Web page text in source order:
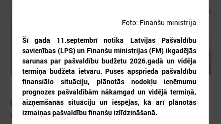
Latvijas Pašvaldību savienības un Iekšlietu
ministrijas sarunas
Foto: Finanšu ministrija
Šī gada 11.septembrī notika Latvijas Pašvaldību
savienības (LPS) un Finanšu ministrijas (FM) ikgadējās
sarunas par pašvaldību budžetu 2026.gadā un vidēja
termiņa budžeta ietvaru. Puses apsprieda pašvaldību
finansiālo situāciju, plānotās nodokļu ieņēmumu
prognozes pašvaldībām nākamgad un vidējā termiņā,
aizņemšanās situāciju un iespējas, kā arī plānotās
izmaiņas pašvaldību finanšu izlīdzināšanā.